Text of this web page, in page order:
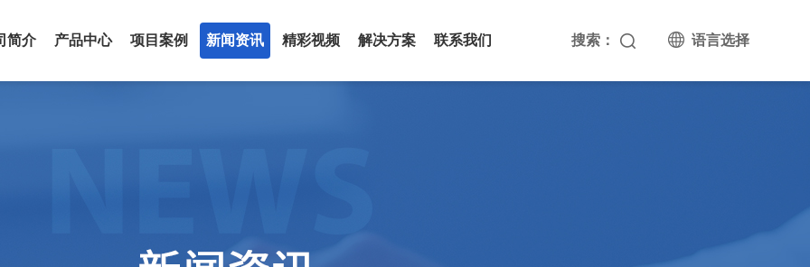
语言选择
搜索：
简介 产品中心 项目案例 新闻资讯 精彩视频 解决方案 联系我们